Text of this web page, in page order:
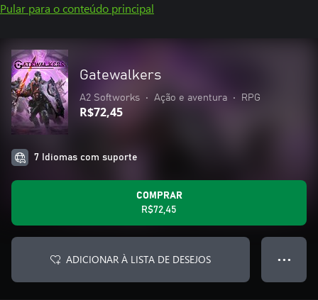
Pular para o conteúdo principal
Gatewalkers
A2 Softworks • Ação e aventura • RPG
R$72,45
7 Idiomas com suporte
COMPRAR
R$72,45
ADICIONAR À LISTA DE DESEJOS ● ● ●